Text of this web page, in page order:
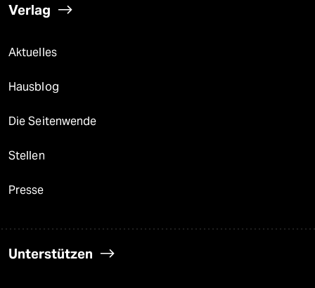
Verlag
Aktuelles
Hausblog
Die Seitenwende
Stellen
Presse
Unterstützen